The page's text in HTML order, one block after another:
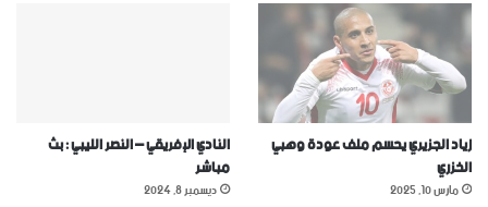
زياد الجزيري يحسم ملف عودة وهبي
الخزري
مارس 10, 2025
النادي الإفريقي – النصر الليبي : بث
مباشر
ديسمبر 8, 2024